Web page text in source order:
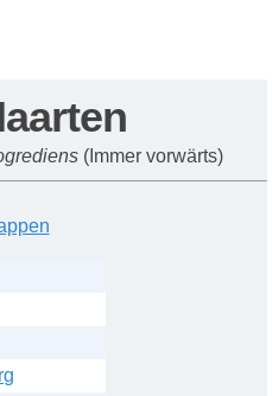
en
(Immer vorwärts)